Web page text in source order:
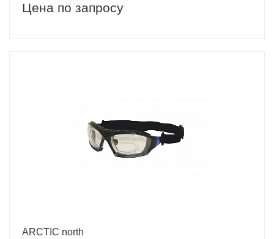
Цена по запросу
ARCTIC north